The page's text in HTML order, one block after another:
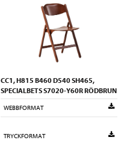
CC1, H815 B460 D540 SH465,
SPECIALBETS S7020-Y60R RÖDBRUN
WEBBFORMAT
TRYCKFORMAT